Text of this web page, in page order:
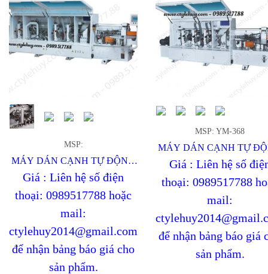
MSP:
MÁY DÁN CẠNH TỰ ĐỘNG
7 CHỨC NĂNG
Giá : Liên hệ số điện
thoại: 0989517788 hoặc
mail:
ctylehuy2014@gmail.com
để nhận bảng báo giá cho
sản phẩm.
MSP: YM-368
MÁY DÁN CẠNH TỰ
6 CHỨC NĂNG
Giá : Liên hệ số
thoại: 0989517788
mail:
để nhận bảng báo giá
sản phẩm.